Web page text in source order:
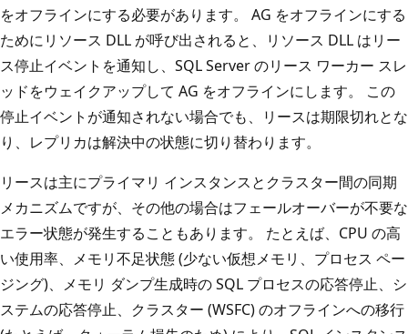
をオフラインにする必要があります。 AG をオフラインにする
ためにリソース DLL が呼び出されると、リソース DLL はリー
ス停止イベントを通知し、SQL Server のリース ワーカー スレ
ッドをウェイクアップして AG をオフラインにします。 この
停止イベントが通知されない場合でも、リースは期限切れとな
り、レプリカは解決中の状態に切り替わります。
リースは主にプライマリ インスタンスとクラスター間の同期
メカニズムですが、その他の場合はフェールオーバーが不要な
エラー状態が発生することもあります。 たとえば、CPU の高
い使用率、メモリ不足状態 (少ない仮想メモリ、プロセス ペー
ジング)、メモリ ダンプ生成時の SQL プロセスの応答停止、シ
ステムの応答停止、クラスター (WSFC) のオフラインへの移行